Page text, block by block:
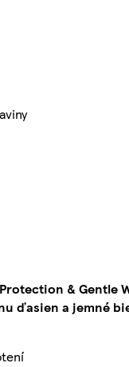
& Gentle
ďasien a jemné